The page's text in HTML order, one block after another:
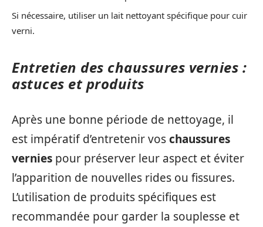
Si nécessaire, utiliser un lait nettoyant spécifique pour cuir
verni.
Entretien des chaussures vernies :
astuces et produits
Après une bonne période de nettoyage, il
est impératif d’entretenir voschaussures
vernies pour préserver leur aspect et éviter
l’apparition de nouvelles rides ou fissures.
L’utilisation de produits spécifiques est
recommandée pour garder la souplesse et